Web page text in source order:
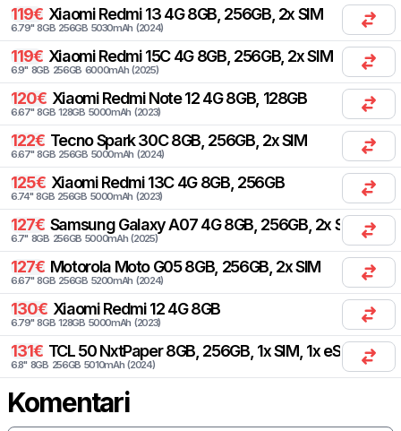
119€ Xiaomi Redmi 13 4G 8GB, 256GB, 2x SIM
6.79" 8GB 256GB 5030mAh (2024)
119€ Xiaomi Redmi 15C 4G 8GB, 256GB, 2x SIM
6.9" 8GB 256GB 6000mAh (2025)
120€ Xiaomi Redmi Note 12 4G 8GB, 128GB
6.67" 8GB 128GB 5000mAh (2023)
122€ TecnoSpark 30C 8GB, 256GB, 2x SIM
6.67" 8GB 256GB 5000mAh (2024)
125€ Xiaomi Redmi 13C 4G 8GB, 256GB
6.74" 8GB 256GB 5000mAh (2023)
127€ Samsung Galaxy A07 4G 8GB, 256GB, 2x SIM
6.7" 8GB 256GB 5000mAh (2025)
127€ Motorola Moto G05 8GB, 256GB, 2x SIM
6.67" 8GB 256GB 5200mAh (2024)
130€ Xiaomi Redmi 12 4G 8GB
6.79" 8GB 128GB 5000mAh (2023)
131€ TCL 50 NxtPaper 8GB, 256GB, 1x SIM, 1x eSIM
6.8" 8GB 256GB 5010mAh (2024)
Komentari